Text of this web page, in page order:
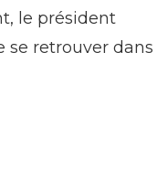
le président
se retrouver dans